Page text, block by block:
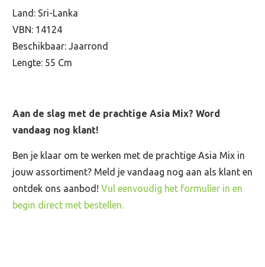
Land: Sri-Lanka
VBN: 14124
Beschikbaar: Jaarrond
Lengte: 55 Cm
Aan de slag met de prachtige Asia Mix? Word
vandaag nog klant!
Ben je klaar om te werken met de prachtige Asia Mix in
jouw assortiment? Meld je vandaag nog aan als klant en
ontdek ons aanbod! Vul eenvoudig het formulier in en
begin direct met bestellen.